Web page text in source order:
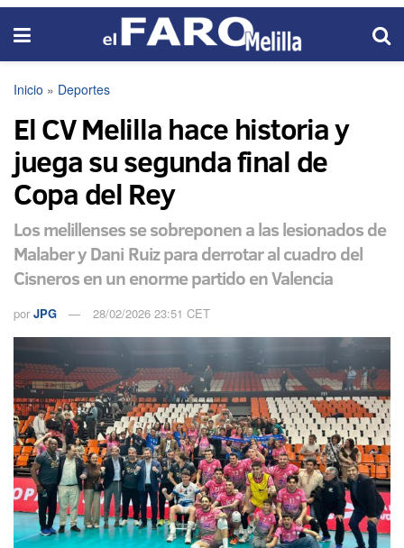
Inicio » Deportes
El CV Melilla hace historia y
juega su segunda final de
Copa del Rey
Los melillenses se sobreponen a las lesionados de
Malaber y Dani Ruiz para derrotar al cuadro del
Cisneros en un enorme partido en Valencia
por JPG 28/02/2026 23:51 CET